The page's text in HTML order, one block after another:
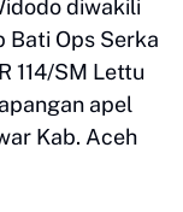
diwakili
Bati Ops Serka
114/SM Lettu
apel
Kab. Aceh